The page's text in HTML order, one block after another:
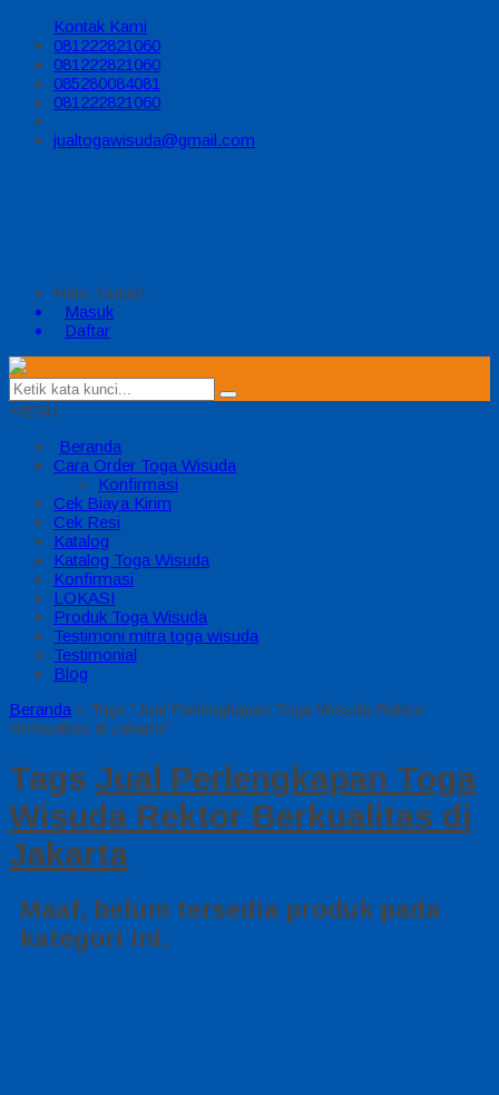
Kontak Kami
081222821060
081222821060
085280084081
081222821060
jualtogawisuda@gmail.com
Halo, Guest!
Masuk
Daftar
MENU
Beranda
Cara Order Toga Wisuda
Konfirmasi
Cek Biaya Kirim
Cek Resi
Katalog
Katalog Toga Wisuda
Konfirmasi
LOKASI
Produk Toga Wisuda
Testimoni mitra toga wisuda
Testimonial
Blog
Beranda » Tags "Jual Perlengkapan Toga Wisuda Rektor
Berkualitas di Jakarta"
Tags Jual Perlengkapan Toga
Wisuda Rektor Berkualitas di
Jakarta
Maaf, belum tersedia produk pada
kategori ini.